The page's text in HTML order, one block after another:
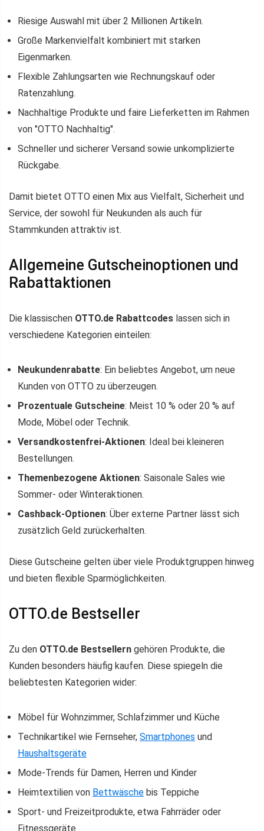
Riesige Auswahl mit über 2 Millionen Artikeln.
Große Markenvielfalt kombiniert mit starken
Eigenmarken.
Flexible Zahlungsarten wie Rechnungskauf oder
Ratenzahlung.
Nachhaltige Produkte und faire Lieferketten im Rahmen
von "OTTO Nachhaltig".
Schneller und sicherer Versand sowie unkomplizierte
Rückgabe.
Damit bietet OTTO einen Mix aus Vielfalt, Sicherheit und
Service, der sowohl für Neukunden als auch für
Stammkunden attraktiv ist.
Allgemeine Gutscheinoptionen und
Rabattaktionen
Die klassischen OTTO.de Rabattcodes lassen sich in
verschiedene Kategorien einteilen:
Neukundenrabatte: Ein beliebtes Angebot, um neue
Kunden von OTTO zu überzeugen.
Prozentuale Gutscheine: Meist 10 % oder 20 % auf
Mode, Möbel oder Technik.
Versandkostenfrei-Aktionen: Ideal bei kleineren
Bestellungen.
Themenbezogene Aktionen: Saisonale Sales wie
Sommer- oder Winteraktionen.
Cashback-Optionen: Über externe Partner lässt sich
zusätzlich Geld zurückerhalten.
Diese Gutscheine gelten über viele Produktgruppen hinweg
und bieten flexible Sparmöglichkeiten.
OTTO.de Bestseller
Zu den OTTO.de Bestsellern gehören Produkte, die
Kunden besonders häufig kaufen. Diese spiegeln die
beliebtesten Kategorien wider:
Möbel für Wohnzimmer, Schlafzimmer und Küche
Technikartikel wie Fernseher, Smartphones und
Haushaltsgeräte
Mode-Trends für Damen, Herren und Kinder
Heimtextilien von Bettwäsche bis Teppiche
Sport- und Freizeitprodukte, etwa Fahrräder oder
Fitnessgeräte